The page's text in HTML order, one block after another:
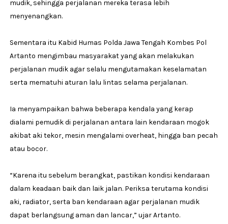
mudik, sehingga perjalanan mereka terasa lebih
menyenangkan.
Sementara itu Kabid Humas Polda Jawa Tengah Kombes Pol
Artanto mengimbau masyarakat yang akan melakukan
perjalanan mudik agar selalu mengutamakan keselamatan
serta mematuhi aturan lalu lintas selama perjalanan.
Ia menyampaikan bahwa beberapa kendala yang kerap
dialami pemudik di perjalanan antara lain kendaraan mogok
akibat aki tekor, mesin mengalami overheat, hingga ban pecah
atau bocor.
“Karena itu sebelum berangkat, pastikan kondisi kendaraan
dalam keadaan baik dan laik jalan. Periksa terutama kondisi
aki, radiator, serta ban kendaraan agar perjalanan mudik
dapat berlangsung aman dan lancar,” ujar Artanto.